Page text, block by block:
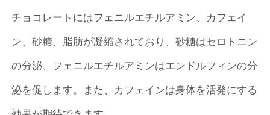
チョコレートにはフェニルエチルアミン、カフェイ
ン、砂糖、脂肪が凝縮されており、砂糖はセロトニン
の分泌、フェニルエチルアミンはエンドルフィンの分
泌を促します。また、カフェインは身体を活発にする